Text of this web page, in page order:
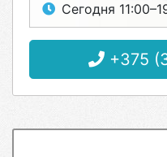
Сегодня
+375